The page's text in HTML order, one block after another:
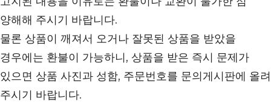
양해해 주시기 바랍니다.
물론 상품이 깨져서 오거나 잘못된 상품을 받았을
경우에는 환불이 가능하니, 상품을 받은 즉시 문제가
있으면 상품 사진과 성함, 주문번호를 문의게시판에 올려
주시기 바랍니다.